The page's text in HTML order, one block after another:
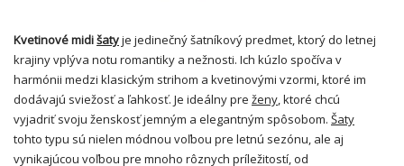
Kvetinové midišatyje jedinečný šatníkový predmet, ktorý do letnej
krajiny vplýva notu romantiky a nežnosti. Ich kúzlo spočíva v
harmónii medzi klasickým strihom a kvetinovými vzormi, ktoré im
dodávajú sviežosť a ľahkosť. Je ideálny pre ženy, ktoré chcú
vyjadriť svoju ženskosť jemným a elegantným spôsobom. Šaty
tohto typu sú nielen módnou voľbou pre letnú sezónu, ale aj
vynikajúcou voľbou pre mnoho rôznych príležitostí, od